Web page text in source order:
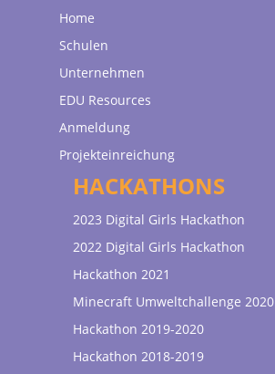
Home
Schulen
Unternehmen
EDU Resources
Anmeldung
Projekteinreichung
HACKATHONS
2023 Digital Girls Hackathon
2022 Digital Girls Hackathon
Hackathon 2021
Minecraft Umweltchallenge 2020
Hackathon 2019-2020
Hackathon 2018-2019